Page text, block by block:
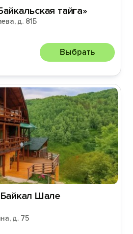
тайга»
д. 81Б
Выбрать
Шале
д. 75